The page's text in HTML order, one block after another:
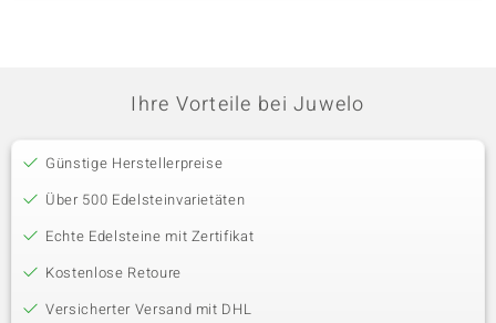
Ihre Vorteile bei Juwelo
Günstige Herstellerpreise
Über 500 Edelsteinvarietäten
Echte Edelsteine mit Zertifikat
Kostenlose Retoure
Versicherter Versand mit DHL